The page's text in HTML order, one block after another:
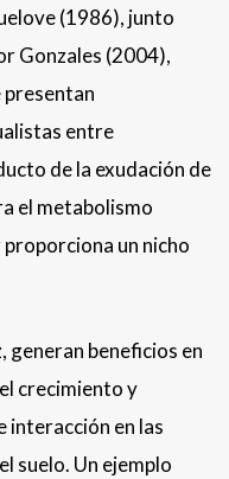
(1986), junto
Gonzales (2004),
presentan
entre
de la exudación de
el metabolismo
un nicho
generan beneficios en
crecimiento y
interacción en las
suelo. Un ejemplo